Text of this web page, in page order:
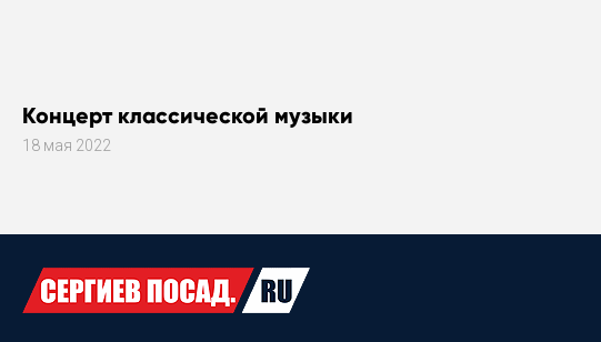
Концерт классической музыки
18 мая 2022